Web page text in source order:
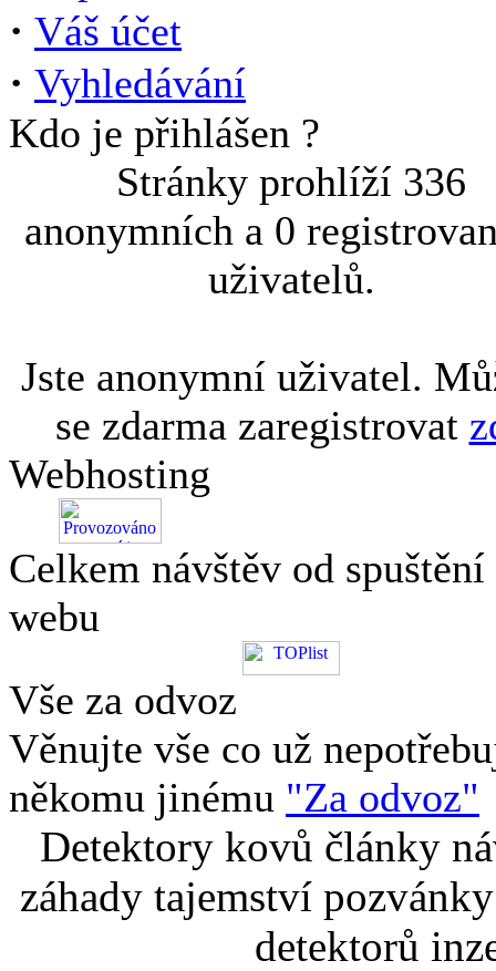
· Váš účet
· Vyhledávání
Kdo je přihlášen ?
Stránky prohlíží 336
anonymních a 0
uživatelů.
Jste anonymní uživatel.
se zdarma zaregistrovat
Webhosting
Celkem návštěv od spuštění
webu
Vše za odvoz
Věnujte vše co už
někomu jinému "Za odvoz"
Detektory kovů články
záhady tajemství
detektorů